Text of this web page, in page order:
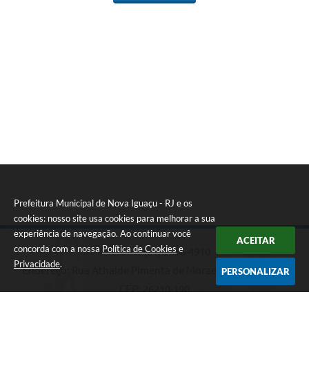
Prefeitura Municipal de Nova Iguaçu - RJ e os
cookies: nosso site usa cookies para melhorar a sua
experiência de navegação. Ao continuar você
concorda com a nossa Política de Cookies e
Privacidade.
ACEITAR
PERSONALIZAR
Telefone: (21) 2666-4910
Endereço: Rua Athaide Pimenta de Moraes, 528 - Centro |